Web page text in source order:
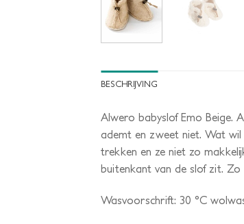
BESCHRIJVING
Alwero babyslof Emo Beige.
ademt en zweet niet. Wat
trekken en ze niet zo
buitenkant van de slof zit. Zo
Wasvoorschrift: 30 °C